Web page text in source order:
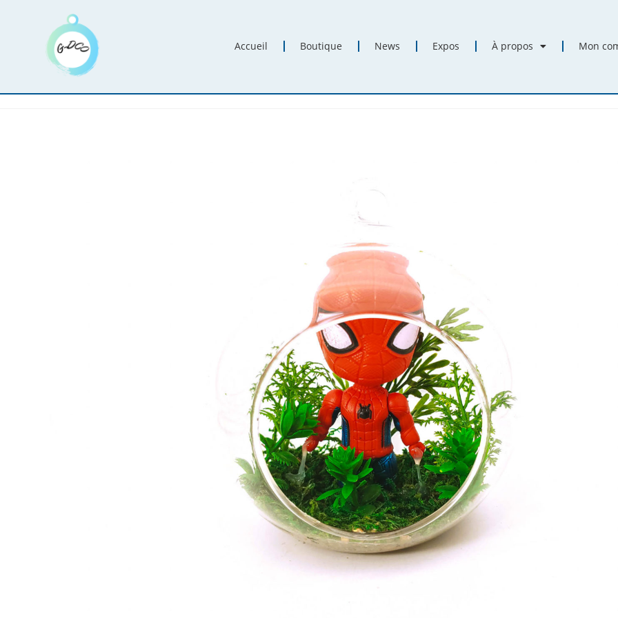
Accueil Boutique News Expos À propos Mon